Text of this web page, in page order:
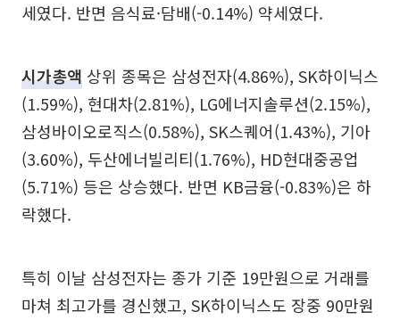
세였다. 반면 음식료·담배(-0.14%) 약세였다.
시가총액 상위 종목은 삼성전자(4.86%), SK하이닉스
(1.59%), 현대차(2.81%), LG에너지솔루션(2.15%),
삼성바이오로직스(0.58%), SK스퀘어(1.43%), 기아
(3.60%), 두산에너빌리티(1.76%), HD현대중공업
(5.71%) 등은 상승했다. 반면 KB금융(-0.83%)은 하
락했다.
특히 이날 삼성전자는 종가 기준 19만원으로 거래를
마쳐 최고가를 경신했고, SK하이닉스도 장중 90만원